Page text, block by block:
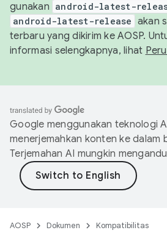
gunakan android-latest-
android-latest-release akan
terbaru yang dikirim ke AOSP.
informasi selengkapnya, lihat
Google menggunakan teknologi
menerjemahkan konten ke dalam
Terjemahan AI mungkin
AOSP Dokumen Kompatibilitas